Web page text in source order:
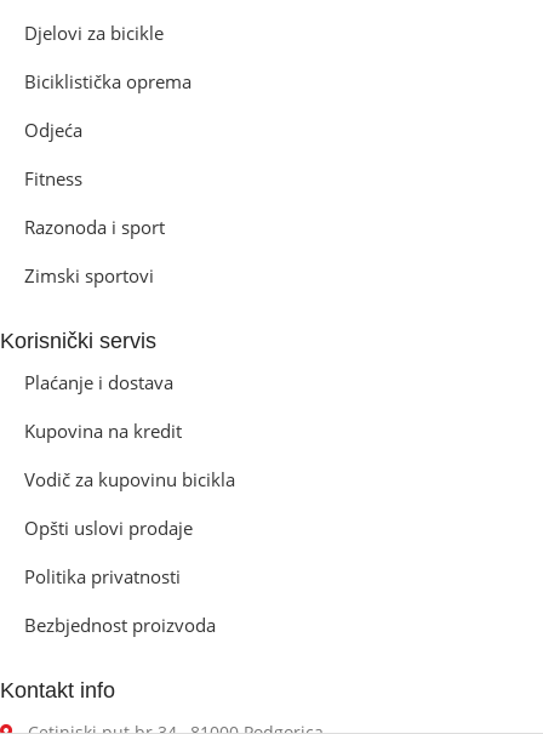
Djelovi za bicikle
Biciklistička oprema
Odjeća
Fitness
Razonoda i sport
Zimski sportovi
Korisnički servis
Plaćanje i dostava
Kupovina na kredit
Vodič za kupovinu bicikla
Opšti uslovi prodaje
Politika privatnosti
Bezbjednost proizvoda
Kontakt info